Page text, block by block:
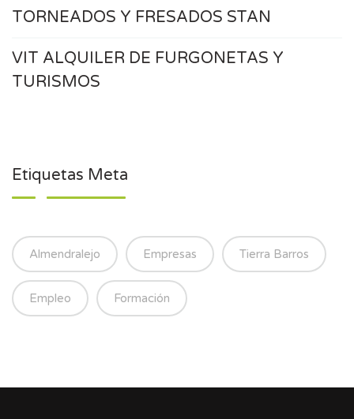
TORNEADOS Y FRESADOS STAN
VIT ALQUILER DE FURGONETAS Y
TURISMOS
Etiquetas Meta
Almendralejo Empresas Tierra Barros
Empleo Formación